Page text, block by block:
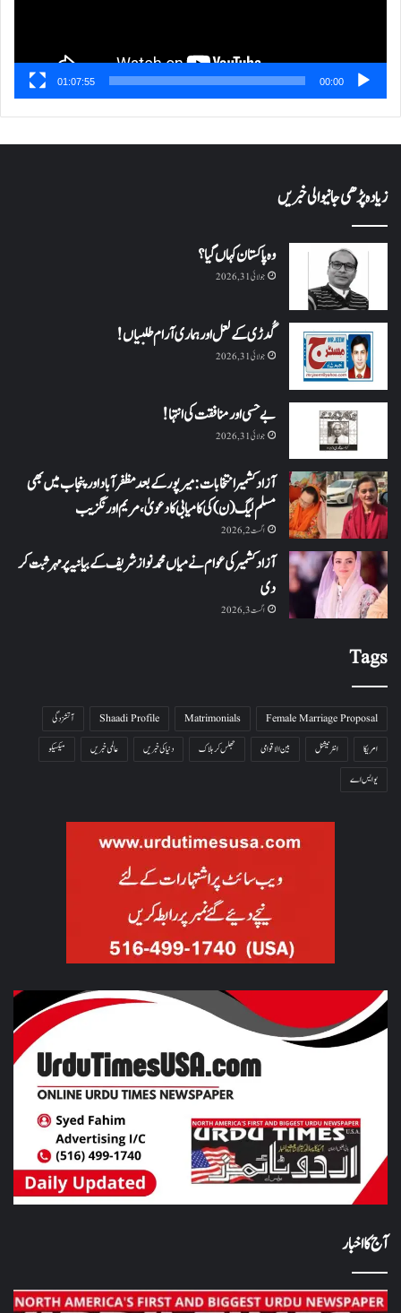
00:00
01:07:55
زیادہ پڑھی جانیوالی خبریں
وہ پاکستان کہاں گیا؟
جولائی 31, 2026
گُدڑی کے لعل اور ہماری آرام طلبیاں!
جولائی 31, 2026
بے حسی اور منافقت کی انتہا !
جولائی 31, 2026
آزاد کشمیر انتخابات: میرپور کے بعد مظفرآباد اور پنجاب میں بھی
مسلم لیگ (ن) کی کامیابی کا دعویٰ، مریم اورنگزیب
اگست 2, 2026
آزاد کشمیر کی عوام نے میاں محمد نواز شریف کے بیانیہ پر مہر ثبت کر
دی
اگست 3, 2026
Tags
Female Marriage Proposal
Matrimonials
Shaadi Profile
آتشزدگی
امریکا
انٹرنیشنل بین الاقوامی جھلس کر ہلاک دنیا کی خبریں عالمی خبریں
میکسیکو
یو ایس اے
آج کا اخبار